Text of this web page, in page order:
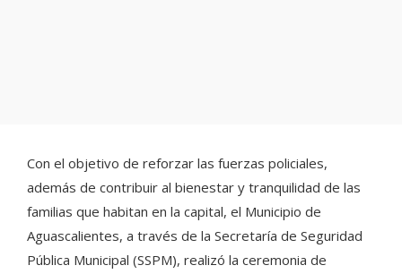
Con el objetivo de reforzar las fuerzas policiales,
además de contribuir al bienestar y tranquilidad de las
familias que habitan en la capital, el Municipio de
Aguascalientes, a través de la Secretaría de Seguridad
Pública Municipal (SSPM), realizó la ceremonia de